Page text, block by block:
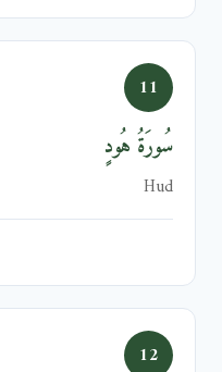
11
سُورَةُ هُودٍ
Hud
12